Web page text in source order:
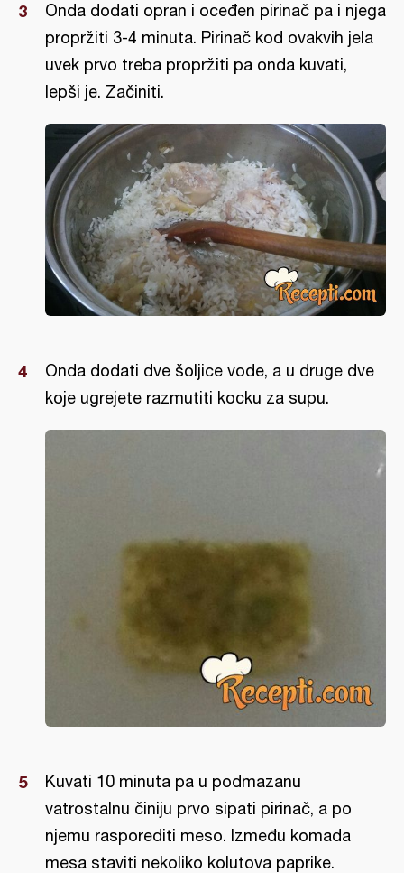
Onda dodati opran i oceđen pirinač pa i njega
propržiti 3-4 minuta. Pirinač kod ovakvih jela
uvek prvo treba propržiti pa onda kuvati,
lepši je. Začiniti.
Onda dodati dve šoljice vode, a u druge dve
koje ugrejete razmutiti kocku za supu.
Kuvati 10 minuta pa u podmazanu
vatrostalnu činiju prvo sipati pirinač, a po
njemu rasporediti meso. Između komada
mesa staviti nekoliko kolutova paprike.